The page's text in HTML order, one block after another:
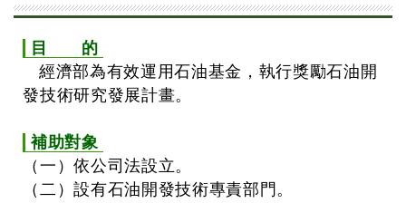
目 的
經濟部為有效運用石油基金，執行獎勵石油開
發技術研究發展計畫。
補助對象
（一）依公司法設立。
（二）設有石油開發技術專責部門。